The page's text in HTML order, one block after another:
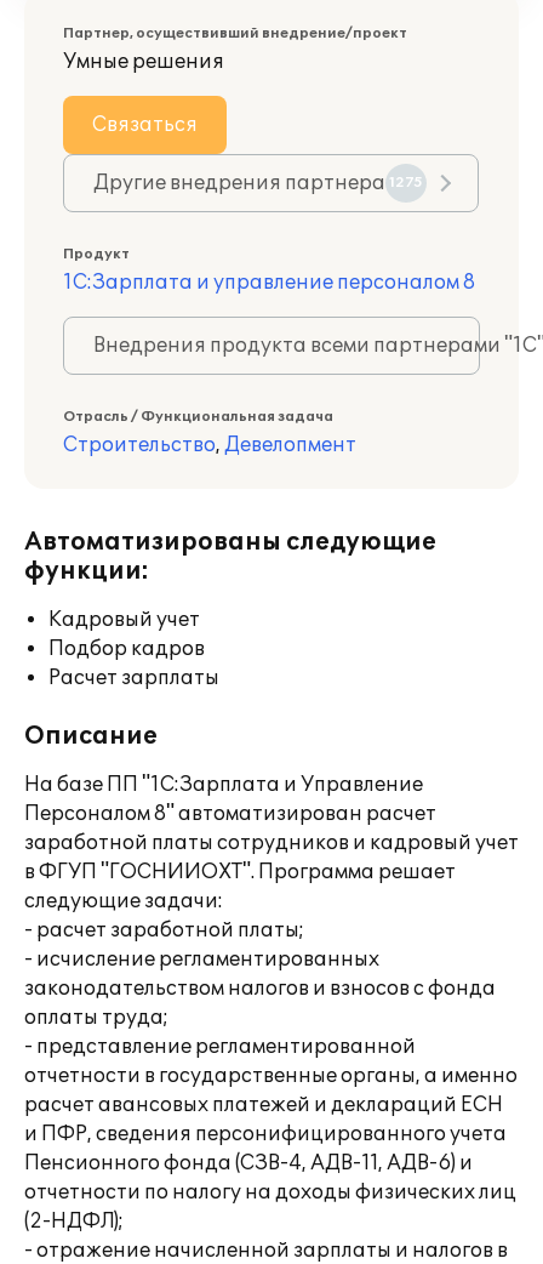
Партнер, осуществивший внедрение/проект
Умные решения
Связаться
Другие внедрения партнера 1275
Продукт
1С:Зарплата и управление персоналом 8
Внедрения продукта всеми партнерами
Отрасль / Функциональная задача
Строительство, Девелопмент
Автоматизированы следующие
функции:
Кадровый учет
Подбор кадров
Расчет зарплаты
Описание
На базе ПП "1С:Зарплата и Управление
Персоналом 8" автоматизирован расчет
заработной платы сотрудников и кадровый учет
в ФГУП "ГОСНИИОХТ". Программа решает
следующие задачи:
- расчет заработной платы;
- исчисление регламентированных
законодательством налогов и взносов с фонда
оплаты труда;
- представление регламентированной
отчетности в государственные органы, а именно
расчет авансовых платежей и деклараций ЕСН
и ПФР, сведения персонифицированного учета
Пенсионного фонда (СЗВ-4, АДВ-11, АДВ-6) и
отчетности по налогу на доходы физических лиц
(2-НДФЛ);
- отражение начисленной зарплаты и налогов в